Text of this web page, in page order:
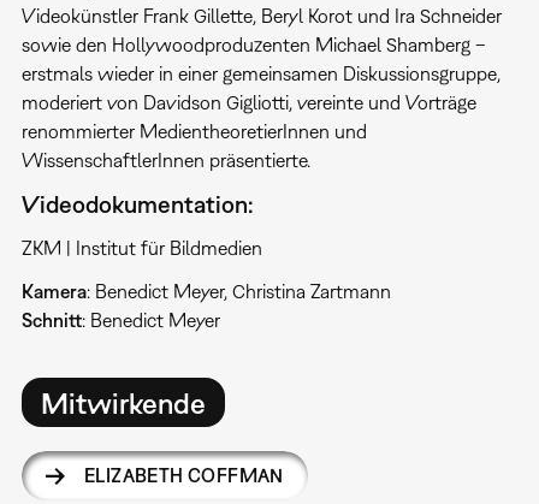
Videokünstler Frank Gillette, Beryl Korot und Ira Schneider
sowie den Hollywoodproduzenten Michael Shamberg –
erstmals wieder in einer gemeinsamen Diskussionsgruppe,
moderiert von Davidson Gigliotti, vereinte und Vorträge
renommierter MedientheoretierInnen und
WissenschaftlerInnen präsentierte.
Videodokumentation:
ZKM | Institut für Bildmedien
Kamera: Benedict Meyer, Christina Zartmann
Schnitt: Benedict Meyer
Mitwirkende
ELIZABETH COFFMAN